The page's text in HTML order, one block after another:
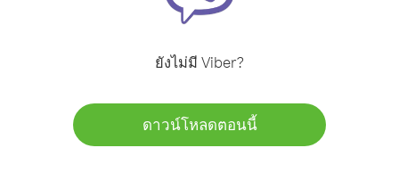
ยังไม่มี Viber?
ดาวน์โหลดตอนนี้